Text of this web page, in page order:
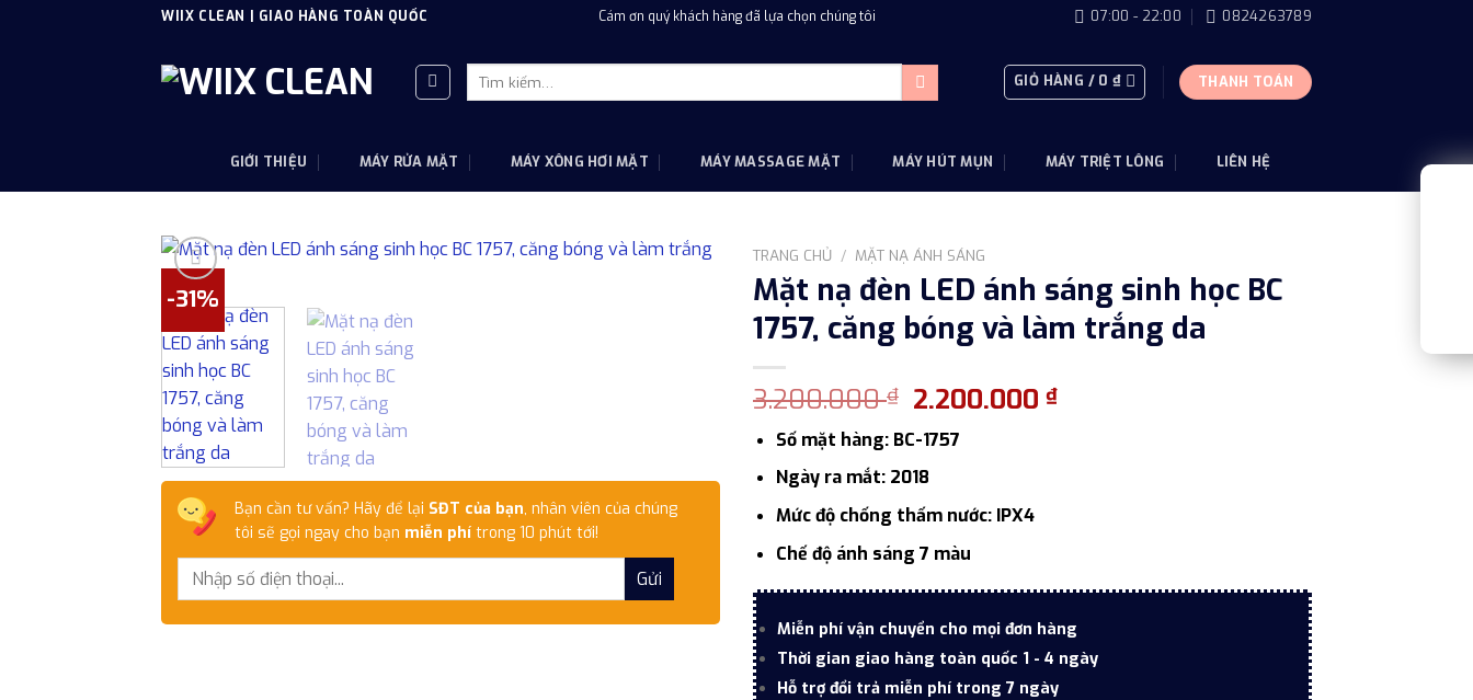
WIIX CLEAN | GIAO HÀNG TOÀN QUỐC Cám ơn quý khách hàng đã lựa chọn chúng tôi 07:00 - 22:00 0824263789
Tìm
kiếm:
GIỎ HÀNG / 0₫ THANH TOÁN
GIỚI THIỆU MÁY RỬA MẶT MÁY XÔNG HƠI MẶT MÁY MASSAGE MẶT MÁY HÚT MỤN MÁY TRIỆT LÔNG LIÊN HỆ
-31%
Bạn cần tư vấn? Hãy để lại SĐT của bạn, nhân viên của chúng
tôi sẽ gọi ngay cho bạn miễn phí trong 10 phút tới!
TRANG CHỦ / MẶT NẠ ÁNH SÁNG
Mặt nạ đèn LED ánh sáng sinh học BC
1757, căng bóng và làm trắng da
3.200.000₫ Giá
gốc
là:
3.200.000 ₫.
2.200.000₫Giá
Số mặt hàng: BC-1757
Ngày ra mắt: 2018
Mức độ chống thấm nước: IPX4
Chế độ ánh sáng 7 màu
Miễn phí vận chuyển cho mọi đơn hàng
Thời gian giao hàng toàn quốc 1 - 4 ngày
Hỗ trợ đổi trả miễn phí trong 7 ngày